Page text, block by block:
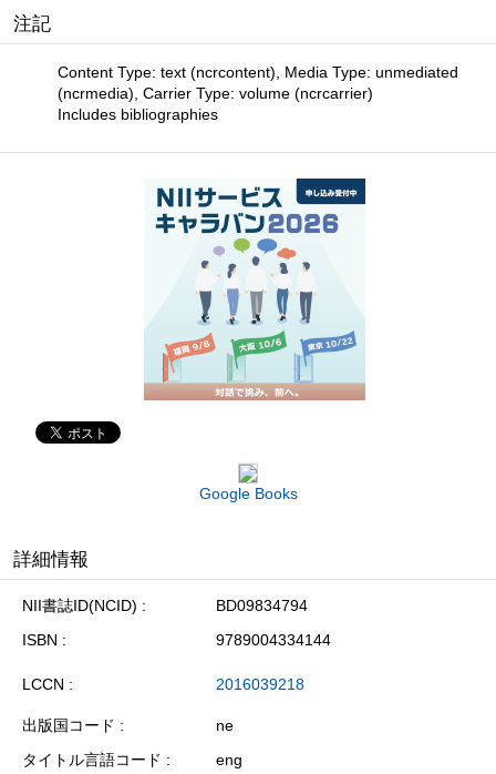
注記
Content Type: text (ncrcontent), Media Type: unmediated
(ncrmedia), Carrier Type: volume (ncrcarrier)
Includes bibliographies
Google Books
詳細情報
NII書誌ID(NCID)
BD09834794
ISBN
9789004334144
LCCN 2016039218
出版国コード
ne
タイトル言語コード
eng